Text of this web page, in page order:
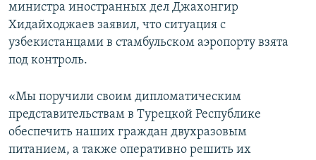
министра иностранных дел Джахонгир
Хидайходжаев заявил, что ситуация с
узбекистанцами в стамбульском аэропорту взята
под контроль.
«Мы поручили своим дипломатическим
представительствам в Турецкой Республике
обеспечить наших граждан двухразовым
питанием, а также оперативно решить их